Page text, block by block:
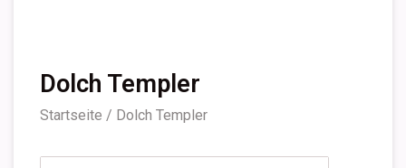
Dolch Templer
Startseite / Dolch Templer